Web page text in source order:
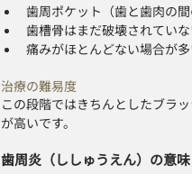
歯周ポケット（歯と歯肉の
歯槽骨はまだ破壊されてい
痛みがほとんどない場合が
治療の難易度
この段階ではきちんとしたブラ
が高いです。
歯周炎（ししゅうえん）の意味